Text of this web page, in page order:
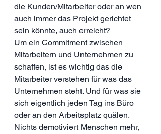
die Kunden/Mitarbeiter oder an wen
auch immer das Projekt gerichtet
sein könnte, auch erreicht?
Um ein Commitment zwischen
Mitarbeitern und Unternehmen zu
schaffen, ist es wichtig das die
Mitarbeiter verstehen für was das
Unternehmen steht. Und für was sie
sich eigentlich jeden Tag ins Büro
oder an den Arbeitsplatz quälen.
Nichts demotiviert Menschen mehr,